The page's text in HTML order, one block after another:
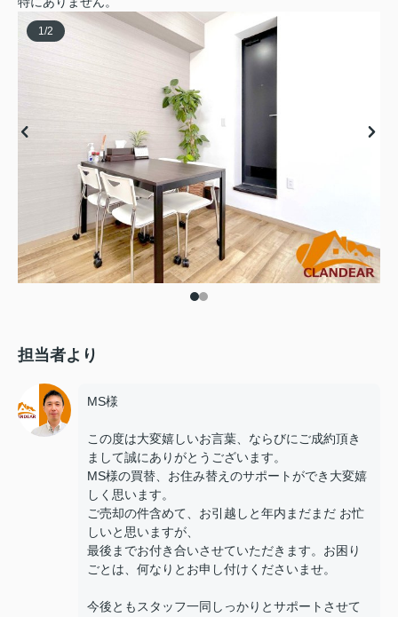
1/2
担当者より
MS様
この度は大変嬉しいお言葉、ならびにご成約頂き
まして誠にありがとうございます。
MS様の買替、お住み替えのサポートができ大変嬉
しく思います。
ご売却の件含めて、お引越しと年内まだまだ お忙
しいと思いますが、
最後までお付き合いさせていただきます。お困り
ごとは、何なりとお申し付けくださいませ。
今後ともスタッフ一同しっかりとサポートさせて